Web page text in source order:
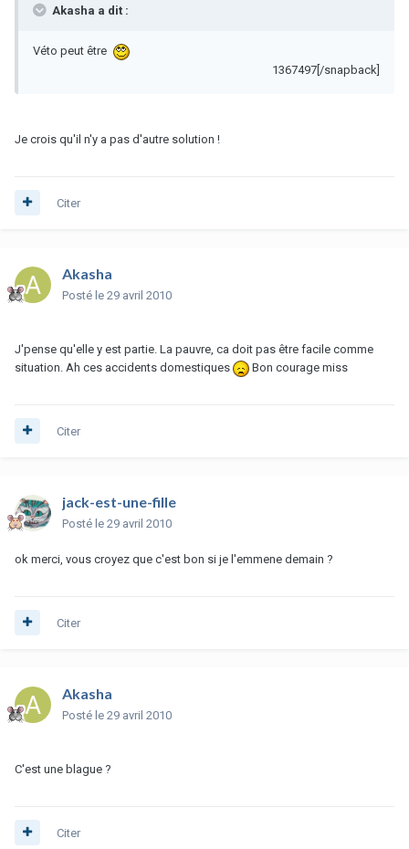
Akasha a dit :
Véto peut être
1367497[/snapback]
Je crois qu'il n'y a pas d'autre solution !
Citer
Akasha
Posté le 29 avril 2010
J'pense qu'elle y est partie. La pauvre, ca doit pas être facile comme
situation. Ah ces accidents domestiques
Bon courage miss
Citer
jack-est-une-fille
Posté le 29 avril 2010
ok merci, vous croyez que c'est bon si je l'emmene demain ?
Citer
Akasha
Posté le 29 avril 2010
C'est une blague ?
Citer